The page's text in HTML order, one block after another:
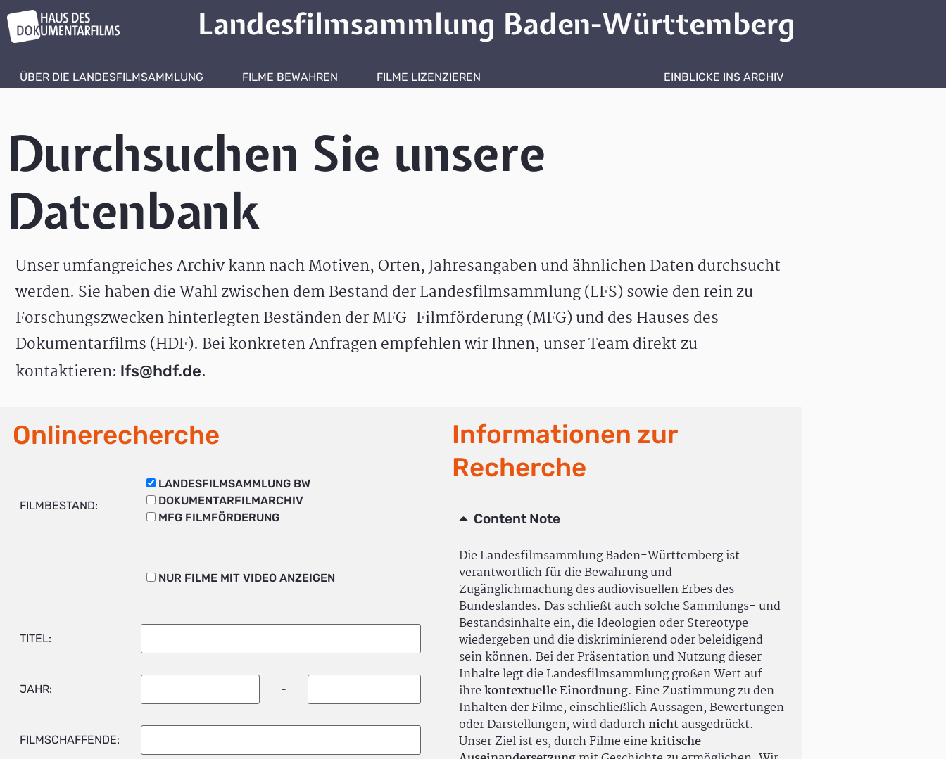
Landesfilmsammlung Baden-Württemberg
ÜBER DIE LANDESFILMSAMMLUNG FILME BEWAHREN FILME LIZENZIEREN EINBLICKE INS ARCHIV
Durchsuchen Sie unsere
Datenbank
Unser umfangreiches Archiv kann nach Motiven, Orten, Jahresangaben und ähnlichen Daten durchsucht
werden. Sie haben die Wahl zwischen dem Bestand der Landesfilmsammlung (LFS) sowie den rein zu
Forschungszwecken hinterlegten Beständen der MFG-Filmförderung (MFG) und des Hauses des
Dokumentarfilms (HDF). Bei konkreten Anfragen empfehlen wir Ihnen, unser Team direkt zu
kontaktieren: lfs@hdf.de.
Onlinerecherche
FILMBESTAND:
LANDESFILMSAMMLUNG BW
DOKUMENTARFILMARCHIV
MFG FILMFÖRDERUNG
NUR FILME MIT VIDEO ANZEIGEN
TITEL:
JAHR: -
FILMSCHAFFENDE:
Informationen zur
Recherche
Content Note
Die Landesfilmsammlung Baden-Württemberg ist
verantwortlich für die Bewahrung und
Zugänglichmachung des audiovisuellen Erbes des
Bundeslandes. Das schließt auch solche Sammlungs- und
Bestandsinhalte ein, die Ideologien oder Stereotype
wiedergeben und die diskriminierend oder beleidigend
sein können. Bei der Präsentation und Nutzung dieser
Inhalte legt die Landesfilmsammlung großen Wert auf
ihrekontextuelle Einordnung. Eine Zustimmung zu den
Inhalten der Filme, einschließlich Aussagen, Bewertungen
oder Darstellungen, wird dadurchnichtausgedrückt.
Unser Ziel ist es, durch Filme einekritische